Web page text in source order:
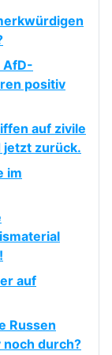
AfD-
positiv
auf zivile
jetzt zurück.
im
auf
Russen
noch durch?